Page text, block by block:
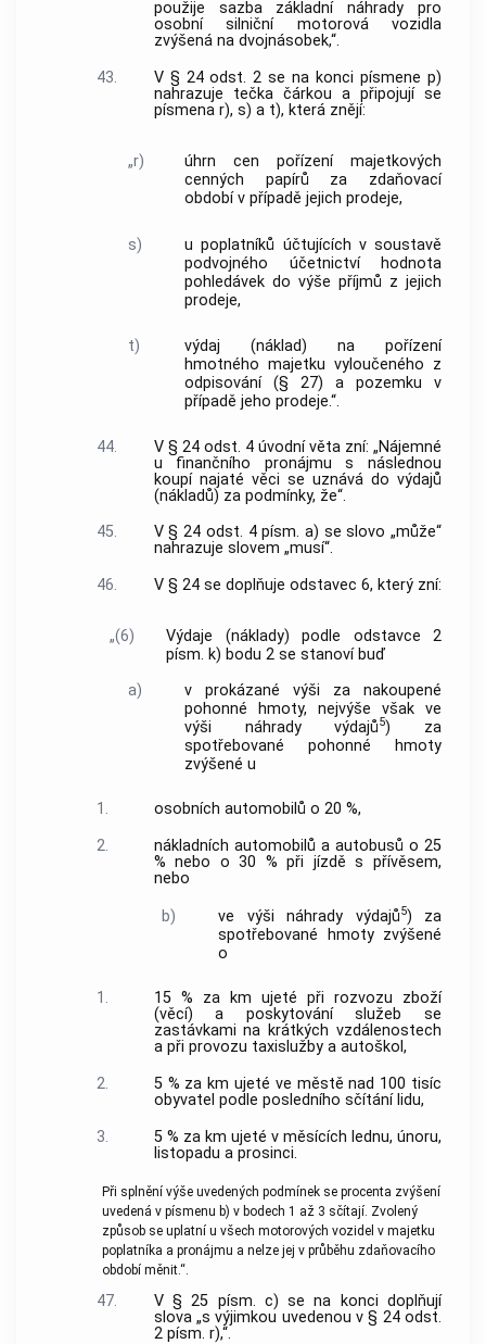
použije sazba základní náhrady pro
osobní silniční motorová vozidla
zvýšená na dvojnásobek,“.
43.
V § 24 odst. 2 se na konci písmene p)
nahrazuje tečka čárkou a připojují se
písmena r), s) a t), která znějí:
„r)
úhrn cen pořízení majetkových
cenných papírů za zdaňovací
období v případě jejich prodeje,
s)
u poplatníků účtujících v soustavě
podvojného účetnictví hodnota
pohledávek do výše příjmů z jejich
prodeje,
t)
výdaj (náklad) na pořízení
hmotného majetku vyloučeného z
odpisování (§ 27) a pozemku v
případě jeho prodeje.“.
44.
V § 24 odst. 4 úvodní věta zní: „Nájemné
u finančního pronájmu s následnou
koupí najaté věci se uznává do výdajů
(nákladů) za podmínky, že“.
45.
V § 24 odst. 4 písm. a) se slovo „může“
nahrazuje slovem „musí“.
46.
V § 24 se doplňuje odstavec 6, který zní:
„(6)
Výdaje (náklady) podle odstavce 2
písm. k) bodu 2 se stanoví buď
a)
v prokázané výši za nakoupené
pohonné hmoty, nejvýše však ve
výši náhrady výdajů5) za
spotřebované pohonné hmoty
zvýšené u
1.
osobních automobilů o 20 %,
2.
nákladních automobilů a autobusů o 25
% nebo o 30 % při jízdě s přívěsem,
nebo
b) ve výši náhrady výdajů5) za
spotřebované hmoty zvýšené
o
1.
15 % za km ujeté při rozvozu zboží
(věcí) a poskytování služeb se
zastávkami na krátkých vzdálenostech
a při provozu taxislužby a autoškol,
2.
5 % za km ujeté ve městě nad 100 tisíc
obyvatel podle posledního sčítání lidu,
3.
5 % za km ujeté v měsících lednu, únoru,
listopadu a prosinci.
Při splnění výše uvedených podmínek se procenta zvýšení
uvedená v písmenu b) v bodech 1 až 3 sčítají. Zvolený
způsob se uplatní u všech motorových vozidel v majetku
poplatníka a pronájmu a nelze jej v průběhu zdaňovacího
období měnit.“.
47.
V § 25 písm. c) se na konci doplňují
slova „s výjimkou uvedenou v § 24 odst.
2 písm. r),“.